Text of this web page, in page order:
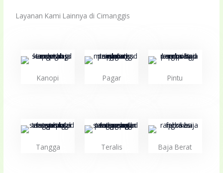
Layanan Kami Lainnya di Cimanggis
Kanopi Pagar Pintu
Tangga Teralis Baja Berat